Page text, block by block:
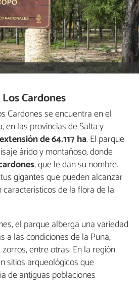
Cardones
Cardones se encuentra en el
en las provincias de Salta y
extensión de64.117 ha. El parque
árido y montañoso, donde
, que le dan su nombre.
gigantes que pueden alcanzar
de la flora de la
el parque alberga una variedad
a las condiciones de la Puna,
entre otras. En la región
sitios arqueológicos que
de antiguas poblaciones